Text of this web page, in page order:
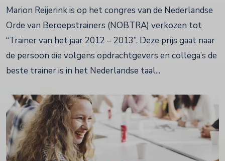
Marion Reijerink is op het congres van de Nederlandse
Orde van Beroepstrainers (NOBTRA) verkozen tot
“Trainer van het jaar 2012 – 2013”. Deze prijs gaat naar
de persoon die volgens opdrachtgevers en collega’s de
beste trainer is in het Nederlandse taal...